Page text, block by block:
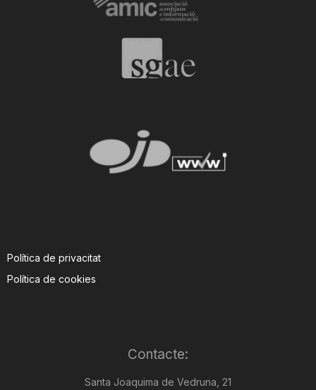
Política de privacitat
Política de cookies
Contacte:
Santa Joaquima de Vedruna, 21